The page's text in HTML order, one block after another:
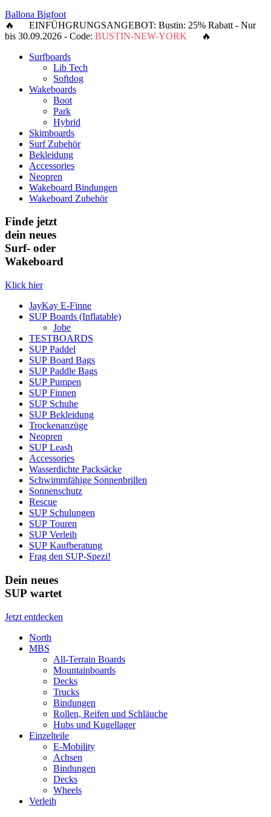
Ballona Bigfoot
🔥 EINFÜHGRUNGSANGEBOT: Bustin: 25% Rabatt - Nur
bis 30.09.2026 - Code: BUSTIN-NEW-YORK 🔥
Surfboards
Lib Tech
Softdog
Wakeboards
Boot
Park
Hybrid
Skimboards
Surf Zubehör
Bekleidung
Accessories
Neopren
Wakeboard Bindungen
Wakeboard Zubehör
Finde jetzt
dein neues
Surf- oder
Wakeboard
Klick hier
JayKay E-Finne
SUP Boards (Inflatable)
Jobe
TESTBOARDS
SUP Paddel
SUP Board Bags
SUP Paddle Bags
SUP Pumpen
SUP Finnen
SUP Schuhe
SUP Bekleidung
Trockenanzüge
Neopren
SUP Leash
Accessories
Wasserdichte Packsäcke
Schwimmfähige Sonnenbrillen
Sonnenschutz
Rescue
SUP Schulungen
SUP Touren
SUP Verleih
SUP Kaufberatung
Frag den SUP-Spezi!
Dein neues
SUP wartet
Jetzt entdecken
North
MBS
All-Terrain Boards
Mountainboards
Decks
Trucks
Bindungen
Rollen, Reifen und Schläuche
Hubs und Kugellager
Einzelteile
E-Mobility
Achsen
Bindungen
Decks
Wheels
Verleih